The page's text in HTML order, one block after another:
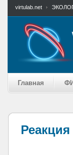
virtulab.net
Главная